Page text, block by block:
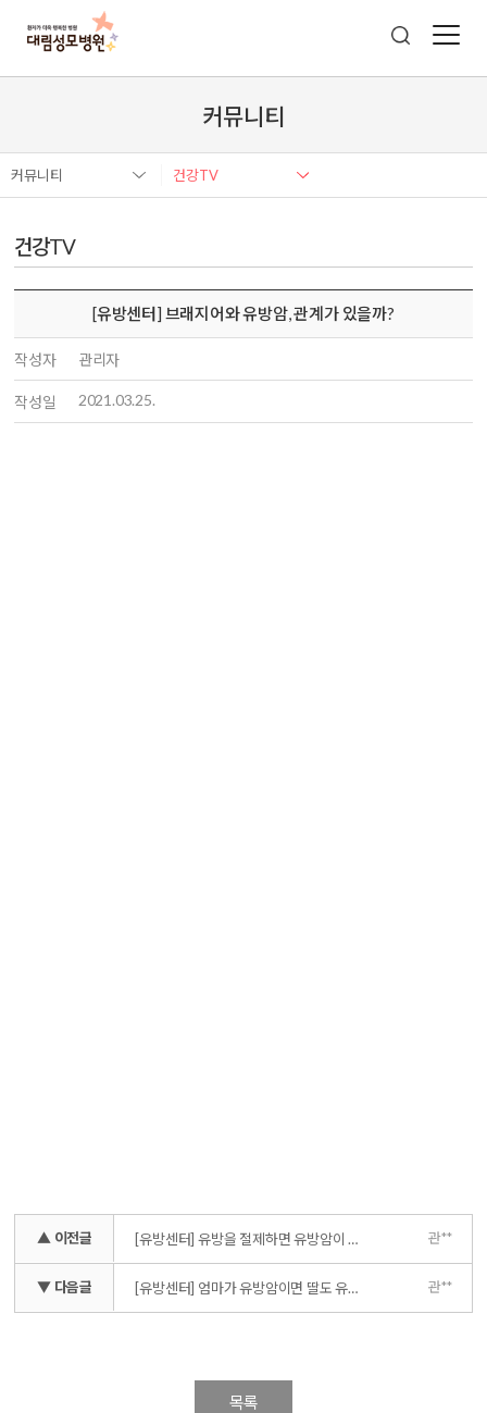
커뮤니티
커뮤니티 건강TV
건강TV
[유방센터] 브래지어와 유방암, 관계가 있을까?
작성자 관리자
작성일 2021.03.25.
▲ 이전글 [유방센터] 유방을 절제하면 유방암이 예방될까? 관**
▼ 다음글 [유방센터] 엄마가 유방암이면 딸도 유방암에 걸리나요? 관**
목록